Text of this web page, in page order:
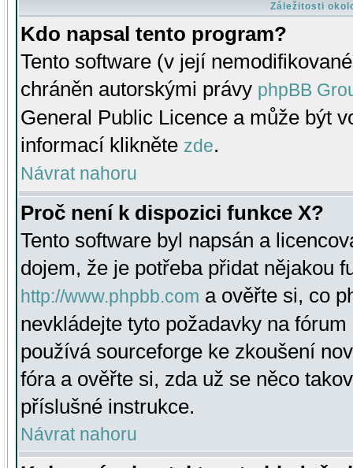
Záležitosti
Kdo napsal tento program?
Tento software (v její
chráněn autorskými právy phpBB
General Public Licence a může být
informací klikněte zde.
Návrat nahoru
Proč není k dispozici funkce X?
Tento software byl napsán a
dojem, že je potřeba přidat nějakou
http://www.phpbb.com a ověřte si, co
nevkládejte tyto požadavky na
používá sourceforge ke zkoušení
fóra a ověřte si, zda už se něco
příslušné instrukce.
Návrat nahoru